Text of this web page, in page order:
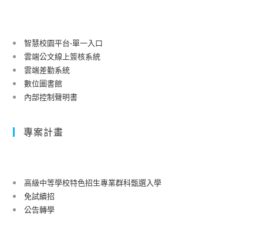
智慧校園平台-單一入口
雲端公文線上簽核系統
雲端差勤系統
數位圖書館
內部控制聲明書
專案計畫
高級中等學校特色招生專業群科甄選入學
免試續招
公告轉學